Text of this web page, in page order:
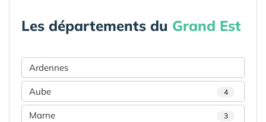
Les départements du Grand Est
Ardennes
Aube 4
Marne 3